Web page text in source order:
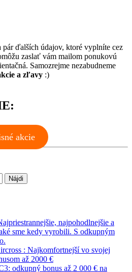
ďalších údajov, ktoré vyplníte cez
zaslať vám mailom ponukovú
Samozrejme nezabudneme
a zľavy :)
akcie
najpohodlnejšie a
sme kedy vyrobili. S odkupným
: Najkomfortnejší vo svojej
až 2000 €
odkupný bonus až 2 000 € na